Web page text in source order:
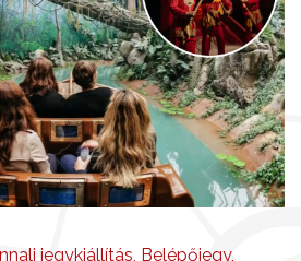
jegykiállítás, Belépőjegy,